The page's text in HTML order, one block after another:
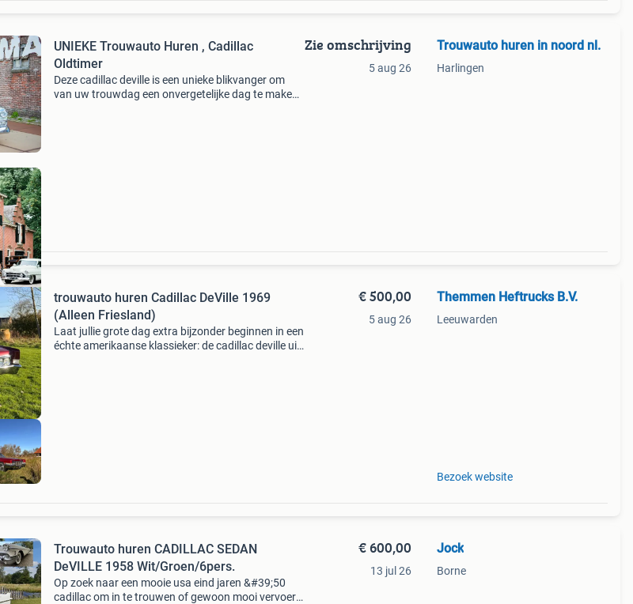
UNIEKE Trouwauto Huren , Cadillac
Oldtimer
Deze cadillac deville is een unieke blikvanger om
van uw trouwdag een onvergetelijke dag te maken.
Zie omschrijving
5 aug 26
Trouwauto huren in noord nl.
Harlingen
trouwauto huren Cadillac DeVille 1969
(Alleen Friesland)
Laat jullie grote dag extra bijzonder beginnen in een
échte amerikaanse klassieker: de cadillac deville uit
€ 500,00
5 aug 26
Themmen Heftrucks B.V.
Leeuwarden
Bezoek website
Trouwauto huren CADILLAC SEDAN
DeVILLE 1958 Wit/Groen/6pers.
Op zoek naar een mooie usa eind jaren &#39;50
cadillac om in te trouwen of gewoon mooi vervoer
€ 600,00
13 jul 26
Jock
Borne